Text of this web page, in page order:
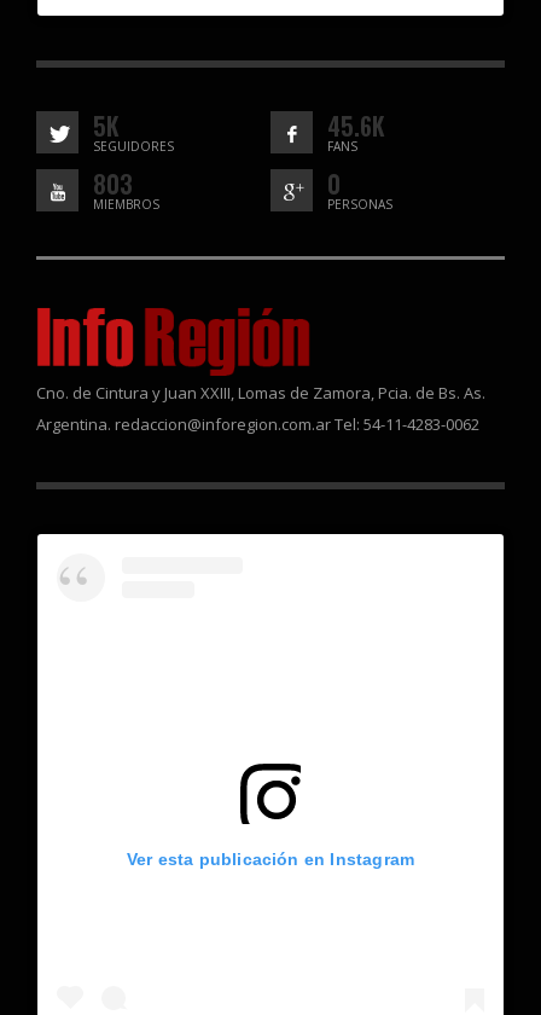
5K
SEGUIDORES
45.6K
FANS
803
MIEMBROS
0
PERSONAS
Cno. de Cintura y Juan XXIII, Lomas de Zamora, Pcia. de Bs. As.
Argentina. redaccion@inforegion.com.ar Tel: 54-11-4283-0062
Ver esta publicación en Instagram